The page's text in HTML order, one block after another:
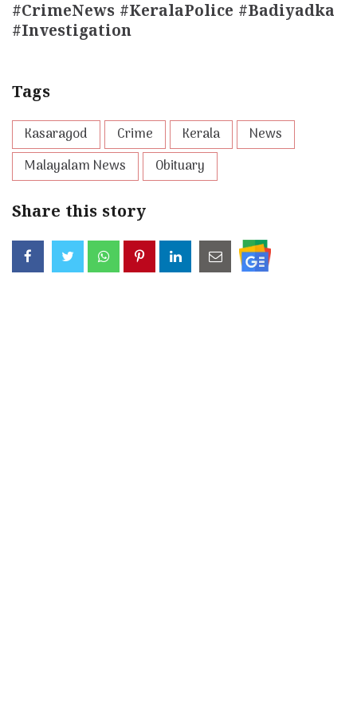
#CrimeNews #KeralaPolice #Badiyadka
#Investigation
Tags
Kasaragod Crime Kerala
News
Malayalam News
Obituary
Share this story